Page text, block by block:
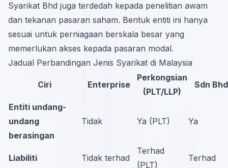
Syarikat Bhd juga terdedah kepada penelitian awam
dan tekanan pasaran saham. Bentuk entiti ini hanya
sesuai untuk perniagaan berskala besar yang
memerlukan akses kepada pasaran modal.
Jadual Perbandingan Jenis Syarikat di Malaysia
Ciri Enterprise
Perkongsian
(PLT/LLP)
Sdn Bhd
Entiti undang-
undang
berasingan
Tidak Ya (PLT) Ya
Liabiliti Tidak terhad
Terhad
(PLT)
Terhad